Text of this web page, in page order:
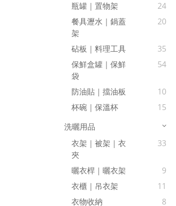
瓶罐｜置物架
24
餐具瀝水｜鍋蓋
架
20
砧板｜料理工具
35
保鮮盒罐｜保鮮
袋
54
防油貼｜擋油板
10
杯碗｜保溫杯
15
洗曬用品
衣架｜被架｜衣
夾
33
曬衣桿｜曬衣架
9
衣櫃｜吊衣架
11
衣物收納
8